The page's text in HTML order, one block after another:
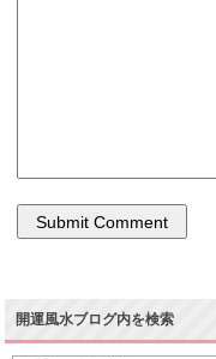
開運風水ブログ内を検索